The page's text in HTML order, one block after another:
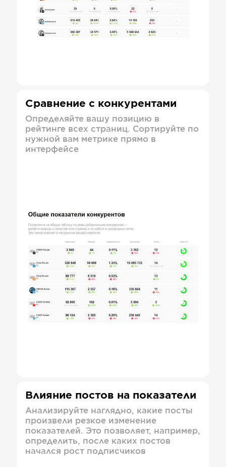
Сравнение с конкурентами
Определяйте вашу позицию в
рейтинге всех страниц. Сортируйте по
нужной вам метрике прямо в
интерфейсе
Влияние постов на показатели
Анализируйте наглядно, какие посты
произвели резкое изменение
показателей. Это позволяет, например,
определить, после каких постов
начался рост подписчиков